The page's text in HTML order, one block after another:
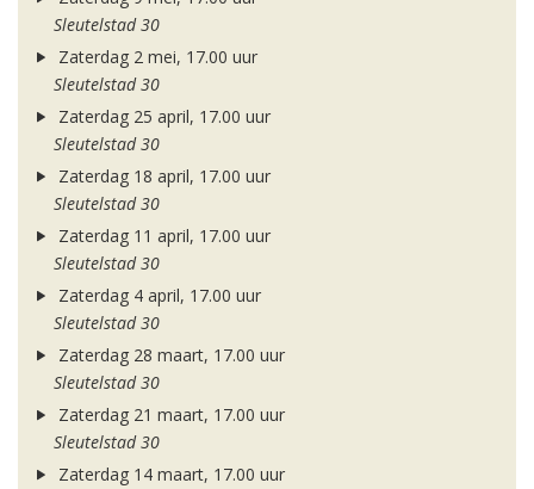
Sleutelstad 30
Zaterdag 2 mei, 17.00 uur
Sleutelstad 30
Zaterdag 25 april, 17.00 uur
Sleutelstad 30
Zaterdag 18 april, 17.00 uur
Sleutelstad 30
Zaterdag 11 april, 17.00 uur
Sleutelstad 30
Zaterdag 4 april, 17.00 uur
Sleutelstad 30
Zaterdag 28 maart, 17.00 uur
Sleutelstad 30
Zaterdag 21 maart, 17.00 uur
Sleutelstad 30
Zaterdag 14 maart, 17.00 uur